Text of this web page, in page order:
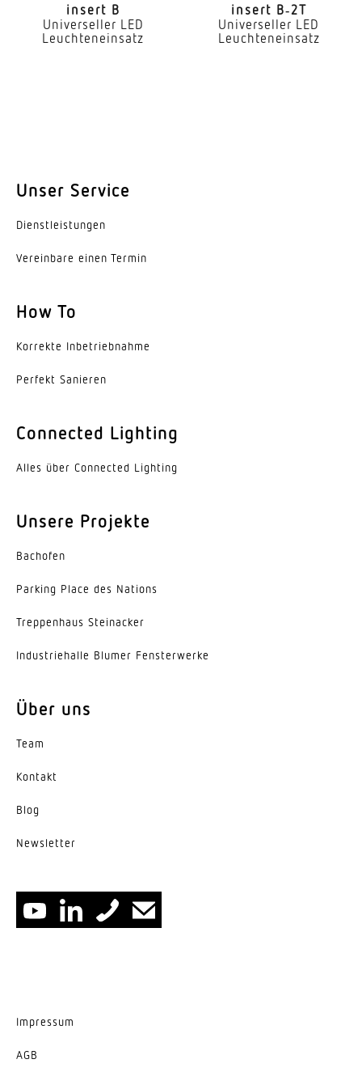
Leuchtmittel
Schutzart
Schutzklasse
Umgebungstemperatur
Aluminium
Farbe
Aluminium
110°
Energieeffizienzklasse
C
Herstellergarantie
Variante
insert B
Universeller LED
Leuchteneinsatz
insert B‑2T
Universeller LED
Leuchteneinsatz
Unser Service
Dienst­leis­tungen
Vereinbare einen Termin
How To
Korrekte Inbe­trieb­nahme
Perfekt Sanieren
Connected Lighting
Alles über Connected Lighting
Unsere Projekte
Bachofen
Parking Place des Nations
Trep­penhaus Steinacker
Indus­trie­halle Blumer Fensterwerke
Über uns
Team
Kontakt
Blog
News­letter
Impressum
AGB